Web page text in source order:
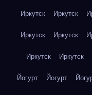
Иркутск Иркутск
Иркутск Иркутск
Иркутск Иркутск
Йогурт Йогурт